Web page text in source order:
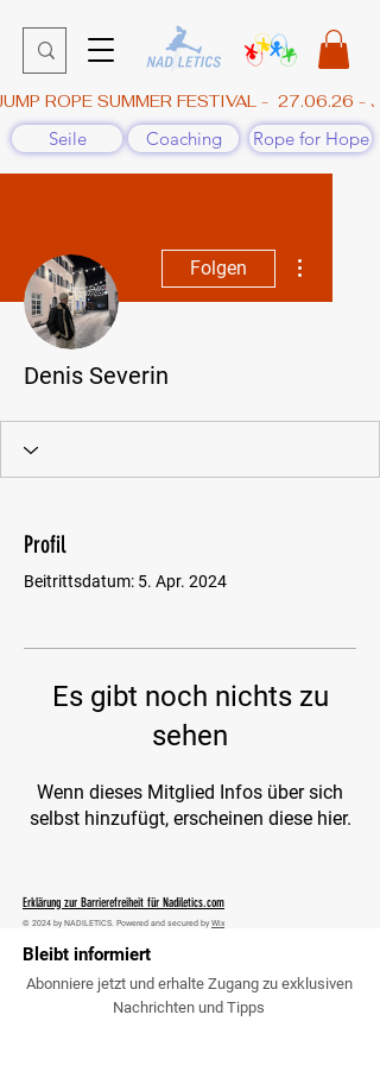
ROPE SUMMER FESTIVAL -  27.06.26 -
Seile Coaching Rope for Hope
Folgen
Denis Severin
Profil
Beitrittsdatum: 5. Apr. 2024
Es gibt noch nichts zu
sehen
Wenn dieses Mitglied Infos über sich
selbst hinzufügt, erscheinen diese hier.
Erklärung zur Barrierefreiheit für Nadiletics.com
© 2024 by NADILETICS. Powered and secured by Wix
Bleibt informiert
Abonniere jetzt und erhalte Zugang zu exklusiven
Nachrichten und Tipps